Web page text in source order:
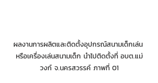
ผลงานการผลิตและติดตั้งอุปกรณ์สนามเด็กเล่น
หรือเครื่องเล่นสนามเด็ก นำไปติดตั้งที่ อบต.แม่
วงก์ จ.นครสวรรค์ ภาพที่ 01